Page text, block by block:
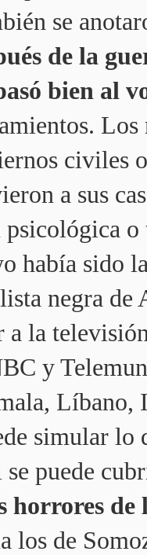
se
de la
bien al
Los
civiles
a sus
había sido
negra
la
y
Líbano,
simular lo
se puede
de
de